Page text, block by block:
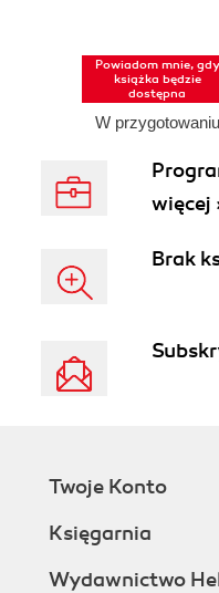
Powiadom mnie, gdy
książka będzie
dostępna
W przygotowaniu
więcej
Brak
Twoje Konto
Księgarnia
Wydawnictwo